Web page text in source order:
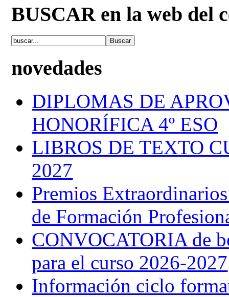
BUSCAR en la web del
novedades
DIPLOMAS DE
HONORÍFICA 4º ESO
LIBROS DE TEXTO
2027
Premios
de Formación
CONVOCATORIA de
para el curso 2026-2027
Información ciclo